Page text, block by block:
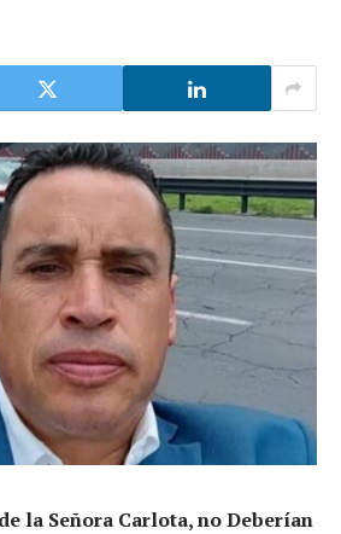
la Señora Carlota, no Deberían